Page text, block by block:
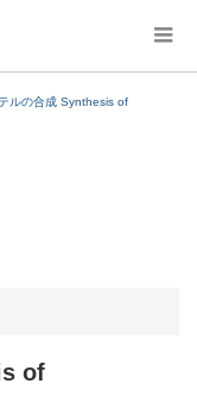
ルの合成 Synthesis of
of